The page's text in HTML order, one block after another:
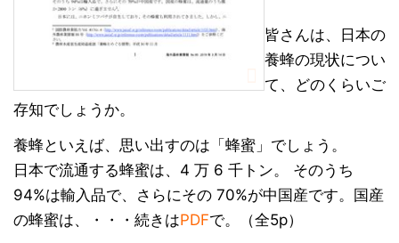
皆さんは、日本の
養蜂の現状につい
て、どのくらいご
存知でしょうか。
養蜂といえば、思い出すのは「蜂蜜」でしょう。
日本で流通する蜂蜜は、4 万 6 千トン。 そのうち
94%は輸入品で、さらにその 70%が中国産です。国産
の蜂蜜は、・・・続きはPDFで。（全5p）